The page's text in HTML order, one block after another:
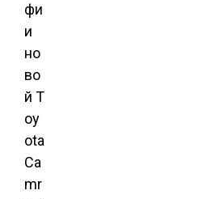
фи
и
но
во
й T
oy
ota
Ca
mr